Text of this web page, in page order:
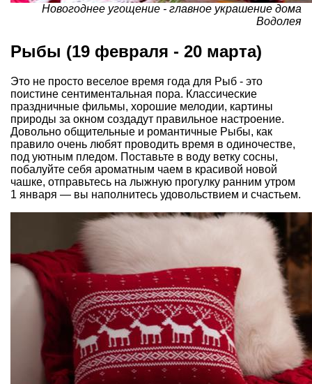
Новогоднее угощение - главное украшение дома
Водолея
Рыбы (19 февраля - 20 марта)
Это не просто веселое время года для Рыб - это
поистине сентиментальная пора. Классические
праздничные фильмы, хорошие мелодии, картины
природы за окном создадут правильное настроение.
Довольно общительные и романтичные Рыбы, как
правило очень любят проводить время в одиночестве,
под уютным пледом. Поставьте в воду ветку сосны,
побалуйте себя ароматным чаем в красивой новой
чашке, отправьтесь на лыжную прогулку ранним утром
1 января — вы наполнитесь удовольствием и счастьем.